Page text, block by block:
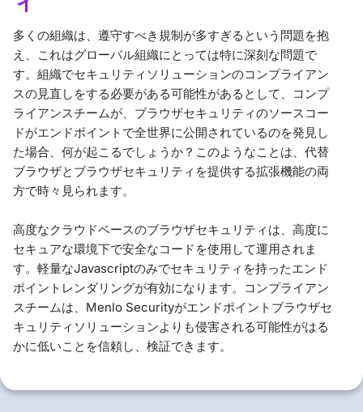
多くの組織は、遵守すべき規制が多すぎるという問題を抱
え、これはグローバル組織にとっては特に深刻な問題で
す。組織でセキュリティソリューションのコンプライアン
スの見直しをする必要がある可能性があるとして、コンプ
ライアンスチームが、ブラウザセキュリティのソースコー
ドがエンドポイントで全世界に公開されているのを発見し
た場合、何が起こるでしょうか？このようなことは、代替
ブラウザとブラウザセキュリティを提供する拡張機能の両
方で時々見られます。
高度なクラウドベースのブラウザセキュリティは、高度に
セキュアな環境下で安全なコードを使用して運用されま
す。軽量なJavascriptのみでセキュリティを持ったエンド
ポイントレンダリングが有効になります。コンプライアン
スチームは、Menlo Securityがエンドポイントブラウザセ
キュリティソリューションよりも侵害される可能性がはる
かに低いことを信頼し、検証できます。